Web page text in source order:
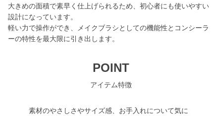
大きめの面積で素早く仕上げられるため、初心者にも使いやすい
設計になっています。
軽い力で操作ができ、メイクブラシとしての機能性とコンシーラ
ーの特性を最大限に引き出します。
POINT
アイテム特徴
素材のやさしさやサイズ感、お手入れについて気に